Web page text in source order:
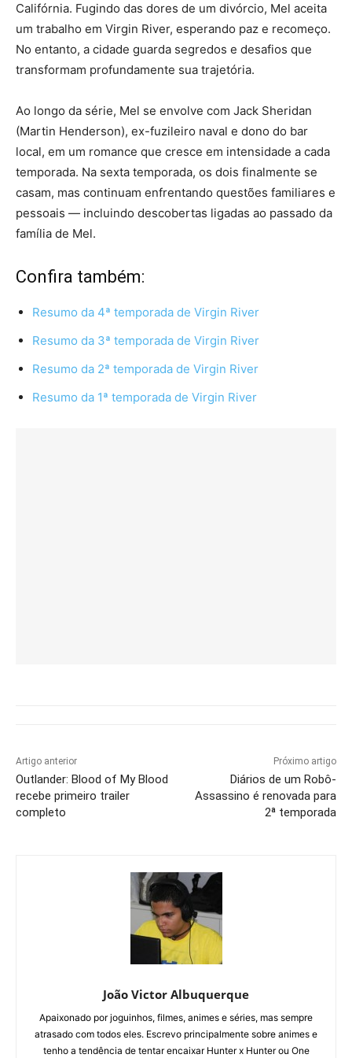
Califórnia. Fugindo das dores de um divórcio, Mel aceita
um trabalho em Virgin River, esperando paz e recomeço.
No entanto, a cidade guarda segredos e desafios que
transformam profundamente sua trajetória.
Ao longo da série, Mel se envolve com Jack Sheridan
(Martin Henderson), ex-fuzileiro naval e dono do bar
local, em um romance que cresce em intensidade a cada
temporada. Na sexta temporada, os dois finalmente se
casam, mas continuam enfrentando questões familiares e
pessoais — incluindo descobertas ligadas ao passado da
família de Mel.
Confira também:
Resumo da 4ª temporada de Virgin River
Resumo da 3ª temporada de Virgin River
Resumo da 2ª temporada de Virgin River
Resumo da 1ª temporada de Virgin River
Artigo anterior
Outlander: Blood of My Blood
recebe primeiro trailer
completo
Próximo artigo
Diários de um Robô-
Assassino é renovada para
2ª temporada
João Victor Albuquerque
Apaixonado por joguinhos, filmes, animes e séries, mas sempre
atrasado com todos eles. Escrevo principalmente sobre animes e
tenho a tendência de tentar encaixar Hunter x Hunter ou One